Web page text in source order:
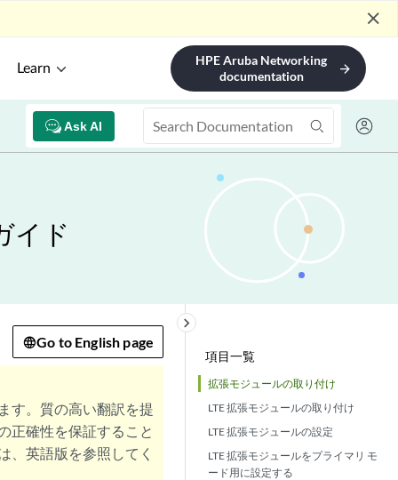
close
Learn
HPE Aruba Networking
documentation
arrow_forward
Ask AI
イド
項目一覧
拡張モジュールの取り付け
LTE 拡張モジュールの取り付け
LTE 拡張モジュールの設定
LTE 拡張モジュールをプライマリ モ
ード用に設定する
keyboard_arrow_right
Go to English page
す。質の高い翻訳を提
正確性を保証すること
、英語版を参照してく